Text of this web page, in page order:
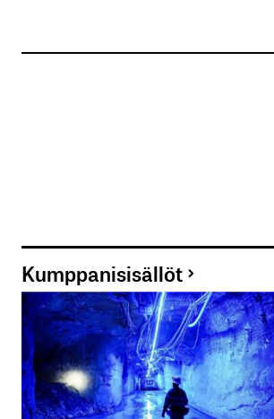
Kumppanisisällöt